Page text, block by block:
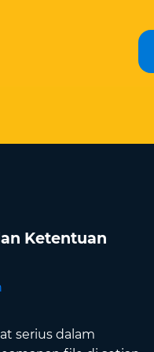
Ketentuan
serius dalam